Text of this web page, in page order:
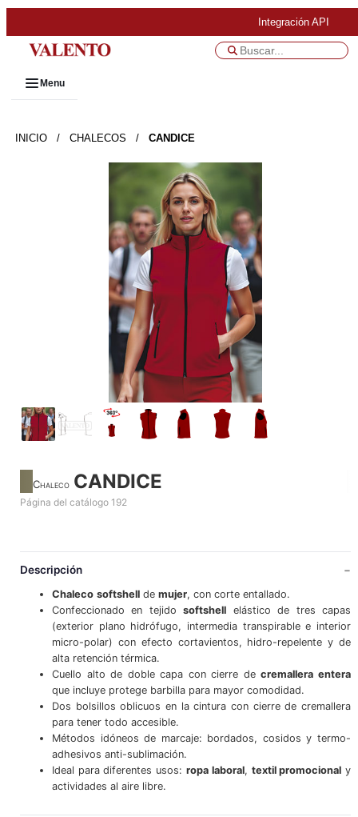
Integración API
Menu
INICIO / CHALECOS / CANDICE
Chaleco CANDICE
Página del catálogo 192
Descripción
Chaleco softshellde mujer, con corte entallado.
Confeccionado en tejidosoftshell elástico de tres capas
(exterior plano hidrófugo, intermedia transpirable e interior
micro-polar) con efecto cortavientos, hidro-repelente y de
alta retención térmica.
Cuello alto de doble capa con cierre decremallera entera
que incluye protege barbilla para mayor comodidad.
Dos bolsillos oblicuos en la cintura con cierre de cremallera
para tener todo accesible.
Métodos idóneos de marcaje: bordados, cosidos y termo-
adhesivos anti-sublimación.
Ideal para diferentes usos: ropa laboral, textil promocional y
actividades al aire libre.